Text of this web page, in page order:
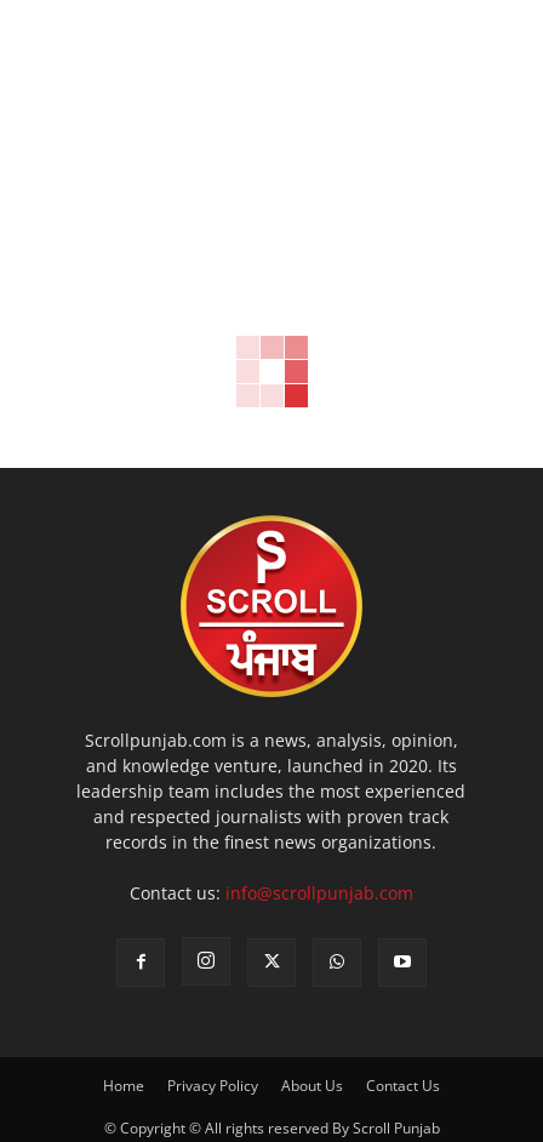
Scrollpunjab.com is a news, analysis, opinion,
and knowledge venture, launched in 2020. Its
leadership team includes the most experienced
and respected journalists with proven track
records in the finest news organizations.
Contact us: info@scrollpunjab.com
Home Privacy Policy About Us Contact Us
© Copyright © All rights reserved By Scroll Punjab